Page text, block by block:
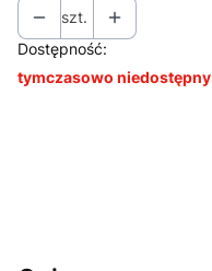
szt.
Dostępność:
tymczasowo niedostępny